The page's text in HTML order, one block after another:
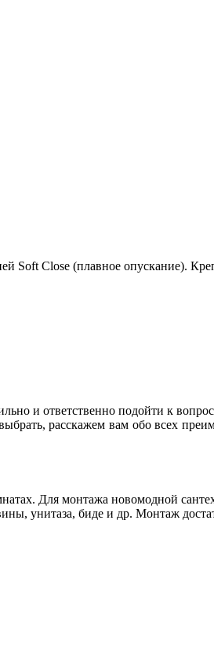
Soft Close (плавное опускание).
и ответственно подойти к
расскажем вам обо всех
Для монтажа новомодной
унитаза, биде и др. Монтаж